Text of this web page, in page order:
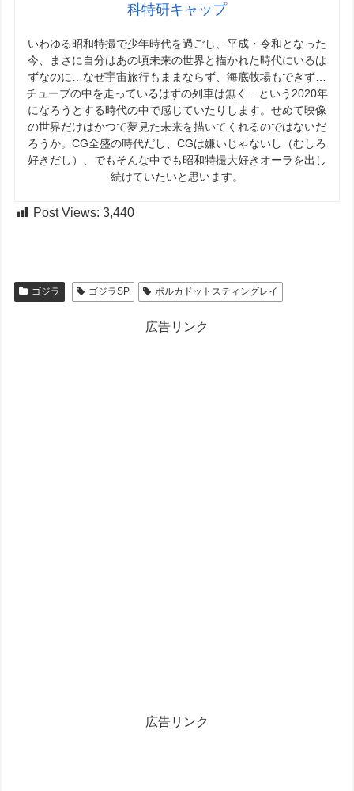
科特研キャップ
いわゆる昭和特撮で少年時代を過ごし、平成・令和となった
今、まさに自分はあの頃未来の世界と描かれた時代にいるは
ずなのに…なぜ宇宙旅行もままならず、海底牧場もできず…
チューブの中を走っているはずの列車は無く…という2020年
になろうとする時代の中で感じていたりします。せめて映像
の世界だけはかつて夢見た未来を描いてくれるのではないだ
ろうか。CG全盛の時代だし、CGは嫌いじゃないし（むしろ
好きだし）、でもそんな中でも昭和特撮大好きオーラを出し
続けていたいと思います。
Post Views: 3,440
ゴジラ ゴジラSP ポルカドットスティングレイ​
広告リンク
広告リンク